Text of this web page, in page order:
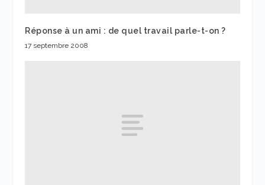
Réponse à un ami : de quel travail parle-t-on ?
17 septembre 2008